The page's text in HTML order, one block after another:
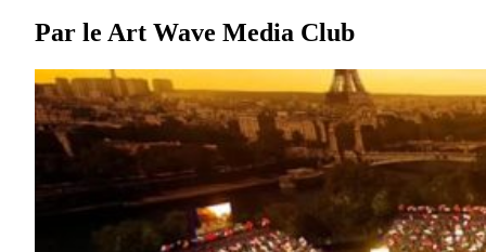
Par le Art Wave Media Club